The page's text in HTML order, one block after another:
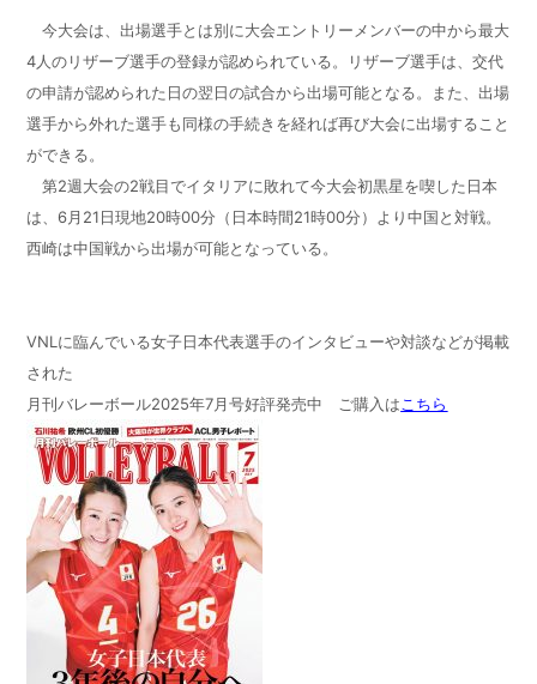
今大会は、出場選手とは別に大会エントリーメンバーの中から最大
4人のリザーブ選手の登録が認められている。リザーブ選手は、交代
の申請が認められた日の翌日の試合から出場可能となる。また、出場
選手から外れた選手も同様の手続きを経れば再び大会に出場すること
ができる。
第2週大会の2戦目でイタリアに敗れて今大会初黒星を喫した日本
は、6月21日現地20時00分（日本時間21時00分）より中国と対戦。
西崎は中国戦から出場が可能となっている。
VNLに臨んでいる女子日本代表選手のインタビューや対談などが掲載
された
月刊バレーボール2025年7月号好評発売中 ご購入は こちら